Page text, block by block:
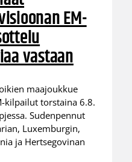
EM-
vastaan
maajoukkue
kilpailut torstaina 6.8.
Sudenpennut
Luxemburgin,
ja Hertsegovinan